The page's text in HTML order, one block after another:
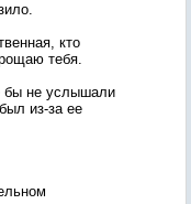
кто
тебя.
бы не услышали
из-за ее